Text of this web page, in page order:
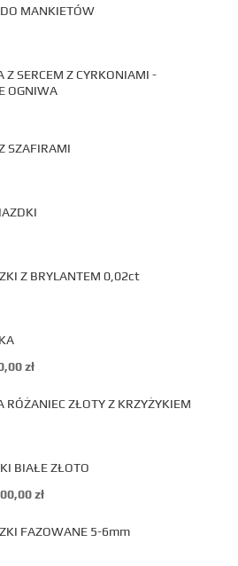
MANKIETÓW
Z SERCEM Z CYRKONIAMI -
OGNIWA
SZAFIRAMI
Z BRYLANTEM 0,02ct
zł
RÓŻANIEC ZŁOTY Z KRZYŻYKIEM
BIAŁE ZŁOTO
zł
FAZOWANE 5-6mm